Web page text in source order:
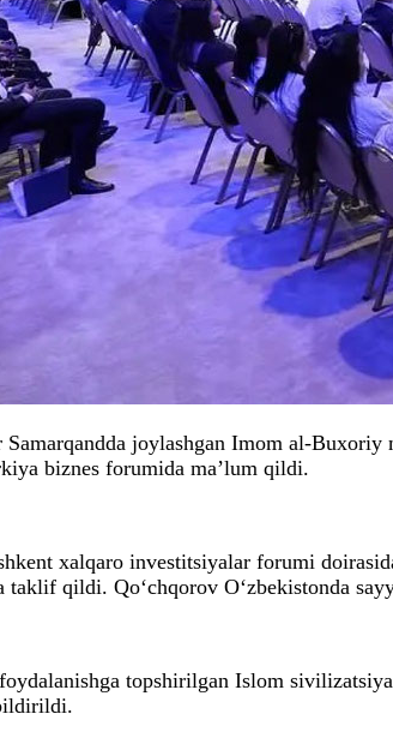
joylashgan Imom al-
biznes forumida ma’lum qildi.
xalqaro investitsiyalar forumi
taklif qildi. Qo‘chqorov O‘zbekistonda
topshirilgan Islom